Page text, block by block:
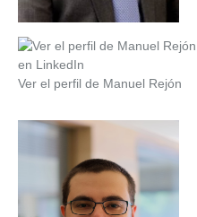
Ver el perfil de Manuel Rejón